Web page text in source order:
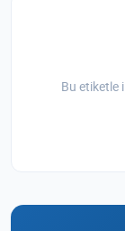
Bu etiketle